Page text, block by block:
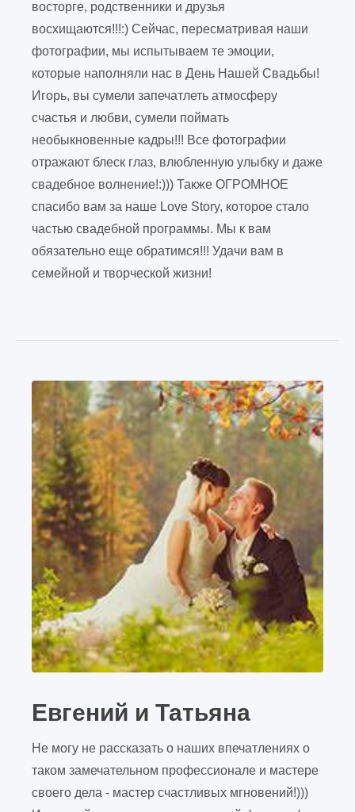
восторге, родственники и друзья
восхищаются!!!:) Сейчас, пересматривая наши
фотографии, мы испытываем те эмоции,
которые наполняли нас в День Нашей Свадьбы!
Игорь, вы сумели запечатлеть атмосферу
счастья и любви, сумели поймать
необыкновенные кадры!!! Все фотографии
отражают блеск глаз, влюбленную улыбку и даже
свадебное волнение!:))) Также ОГРОМНОЕ
спасибо вам за наше Love Story, которое стало
частью свадебной программы. Мы к вам
обязательно еще обратимся!!! Удачи вам в
семейной и творческой жизни!
Евгений и Татьяна
Не могу не рассказать о наших впечатлениях о
таком замечательном профессионале и мастере
своего дела - мастер счастливых мгновений!)))